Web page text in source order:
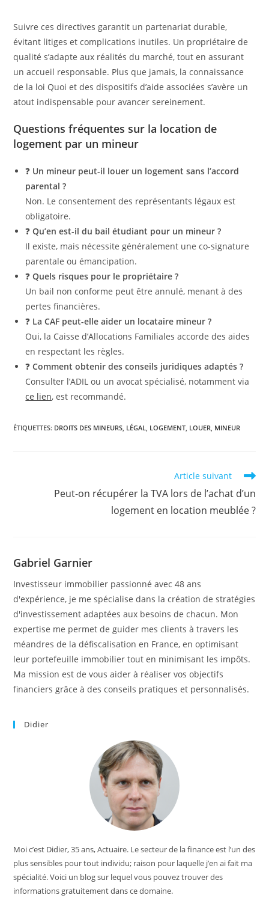
Suivre ces directives garantit un partenariat durable,
évitant litiges et complications inutiles. Un propriétaire de
qualité s’adapte aux réalités du marché, tout en assurant
un accueil responsable. Plus que jamais, la connaissance
de la loi Quoi et des dispositifs d’aide associées s’avère un
atout indispensable pour avancer sereinement.
Questions fréquentes sur la location de
logement par un mineur
❓ Un mineur peut-il louer un logement sans l’accord
parental ?
Non. Le consentement des représentants légaux est
obligatoire.
❓Qu’en est-il du bail étudiant pour un mineur ?
Il existe, mais nécessite généralement une co-signature
parentale ou émancipation.
❓Quels risques pour le propriétaire ?
Un bail non conforme peut être annulé, menant à des
pertes financières.
❓ La CAF peut-elle aider un locataire mineur ?
Oui, la Caisse d’Allocations Familiales accorde des aides
en respectant les règles.
❓Comment obtenir des conseils juridiques adaptés ?
Consulter l’ADIL ou un avocat spécialisé, notamment via
ce lien, est recommandé.
ÉTIQUETTES: DROITS DES MINEURS, LÉGAL, LOGEMENT, LOUER, MINEUR
Article suivant
Peut-on récupérer la TVA lors de l’achat d’un
logement en location meublée ?
Gabriel Garnier
Investisseur immobilier passionné avec 48 ans
d'expérience, je me spécialise dans la création de stratégies
d'investissement adaptées aux besoins de chacun. Mon
expertise me permet de guider mes clients à travers les
méandres de la défiscalisation en France, en optimisant
leur portefeuille immobilier tout en minimisant les impôts.
Ma mission est de vous aider à réaliser vos objectifs
financiers grâce à des conseils pratiques et personnalisés.
Didier
Moi c’est Didier, 35 ans, Actuaire. Le secteur de la finance est l’un des
plus sensibles pour tout individu; raison pour laquelle j’en ai fait ma
spécialité. Voici un blog sur lequel vous pouvez trouver des
informations gratuitement dans ce domaine.